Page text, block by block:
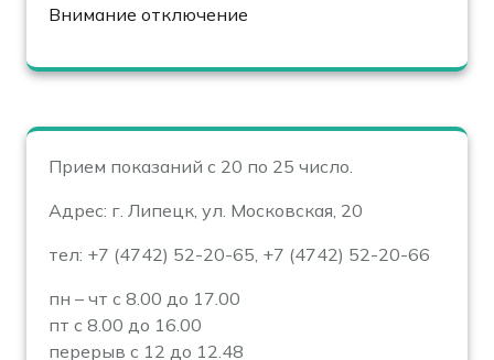
Внимание отключение
Прием показаний с 20 по 25 число.
Адрес: г. Липецк, ул. Московская, 20
тел: +7 (4742) 52-20-65, +7 (4742) 52-20-66
пн – чт с 8.00 до 17.00
пт с 8.00 до 16.00
перерыв с 12 до 12.48